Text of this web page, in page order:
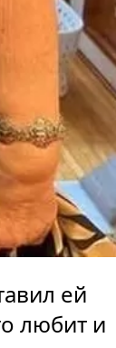
ей
любит и